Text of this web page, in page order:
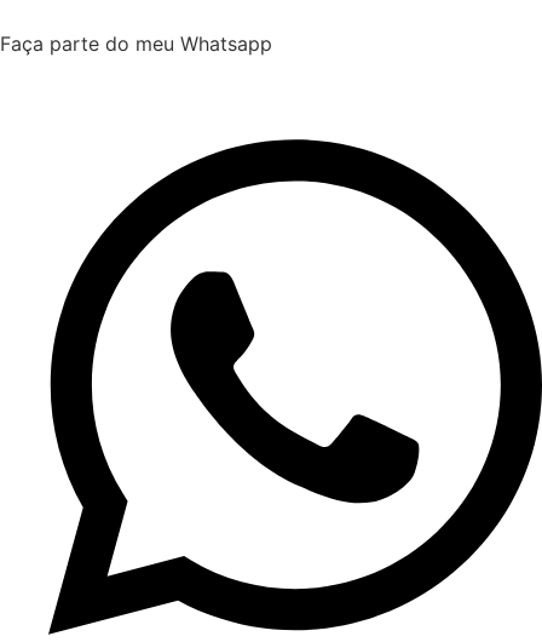
Faça parte do meu Whatsapp